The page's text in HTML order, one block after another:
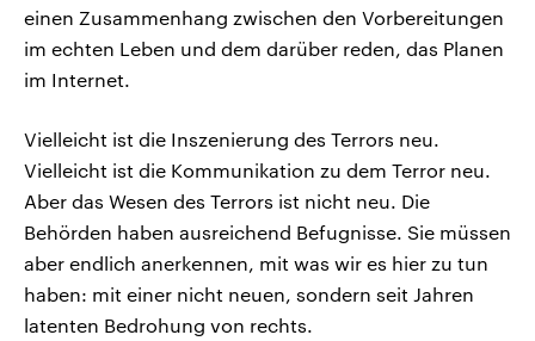
einen Zusammenhang zwischen den Vorbereitungen
im echten Leben und dem darüber reden, das Planen
im Internet.
Vielleicht ist die Inszenierung des Terrors neu.
Vielleicht ist die Kommunikation zu dem Terror neu.
Aber das Wesen des Terrors ist nicht neu. Die
Behörden haben ausreichend Befugnisse. Sie müssen
aber endlich anerkennen, mit was wir es hier zu tun
haben: mit einer nicht neuen, sondern seit Jahren
latenten Bedrohung von rechts.